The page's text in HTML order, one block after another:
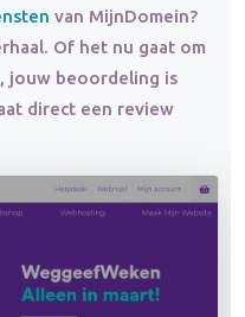
van MijnDomein?
Of het nu gaat om
, jouw beoordeling is
direct een review